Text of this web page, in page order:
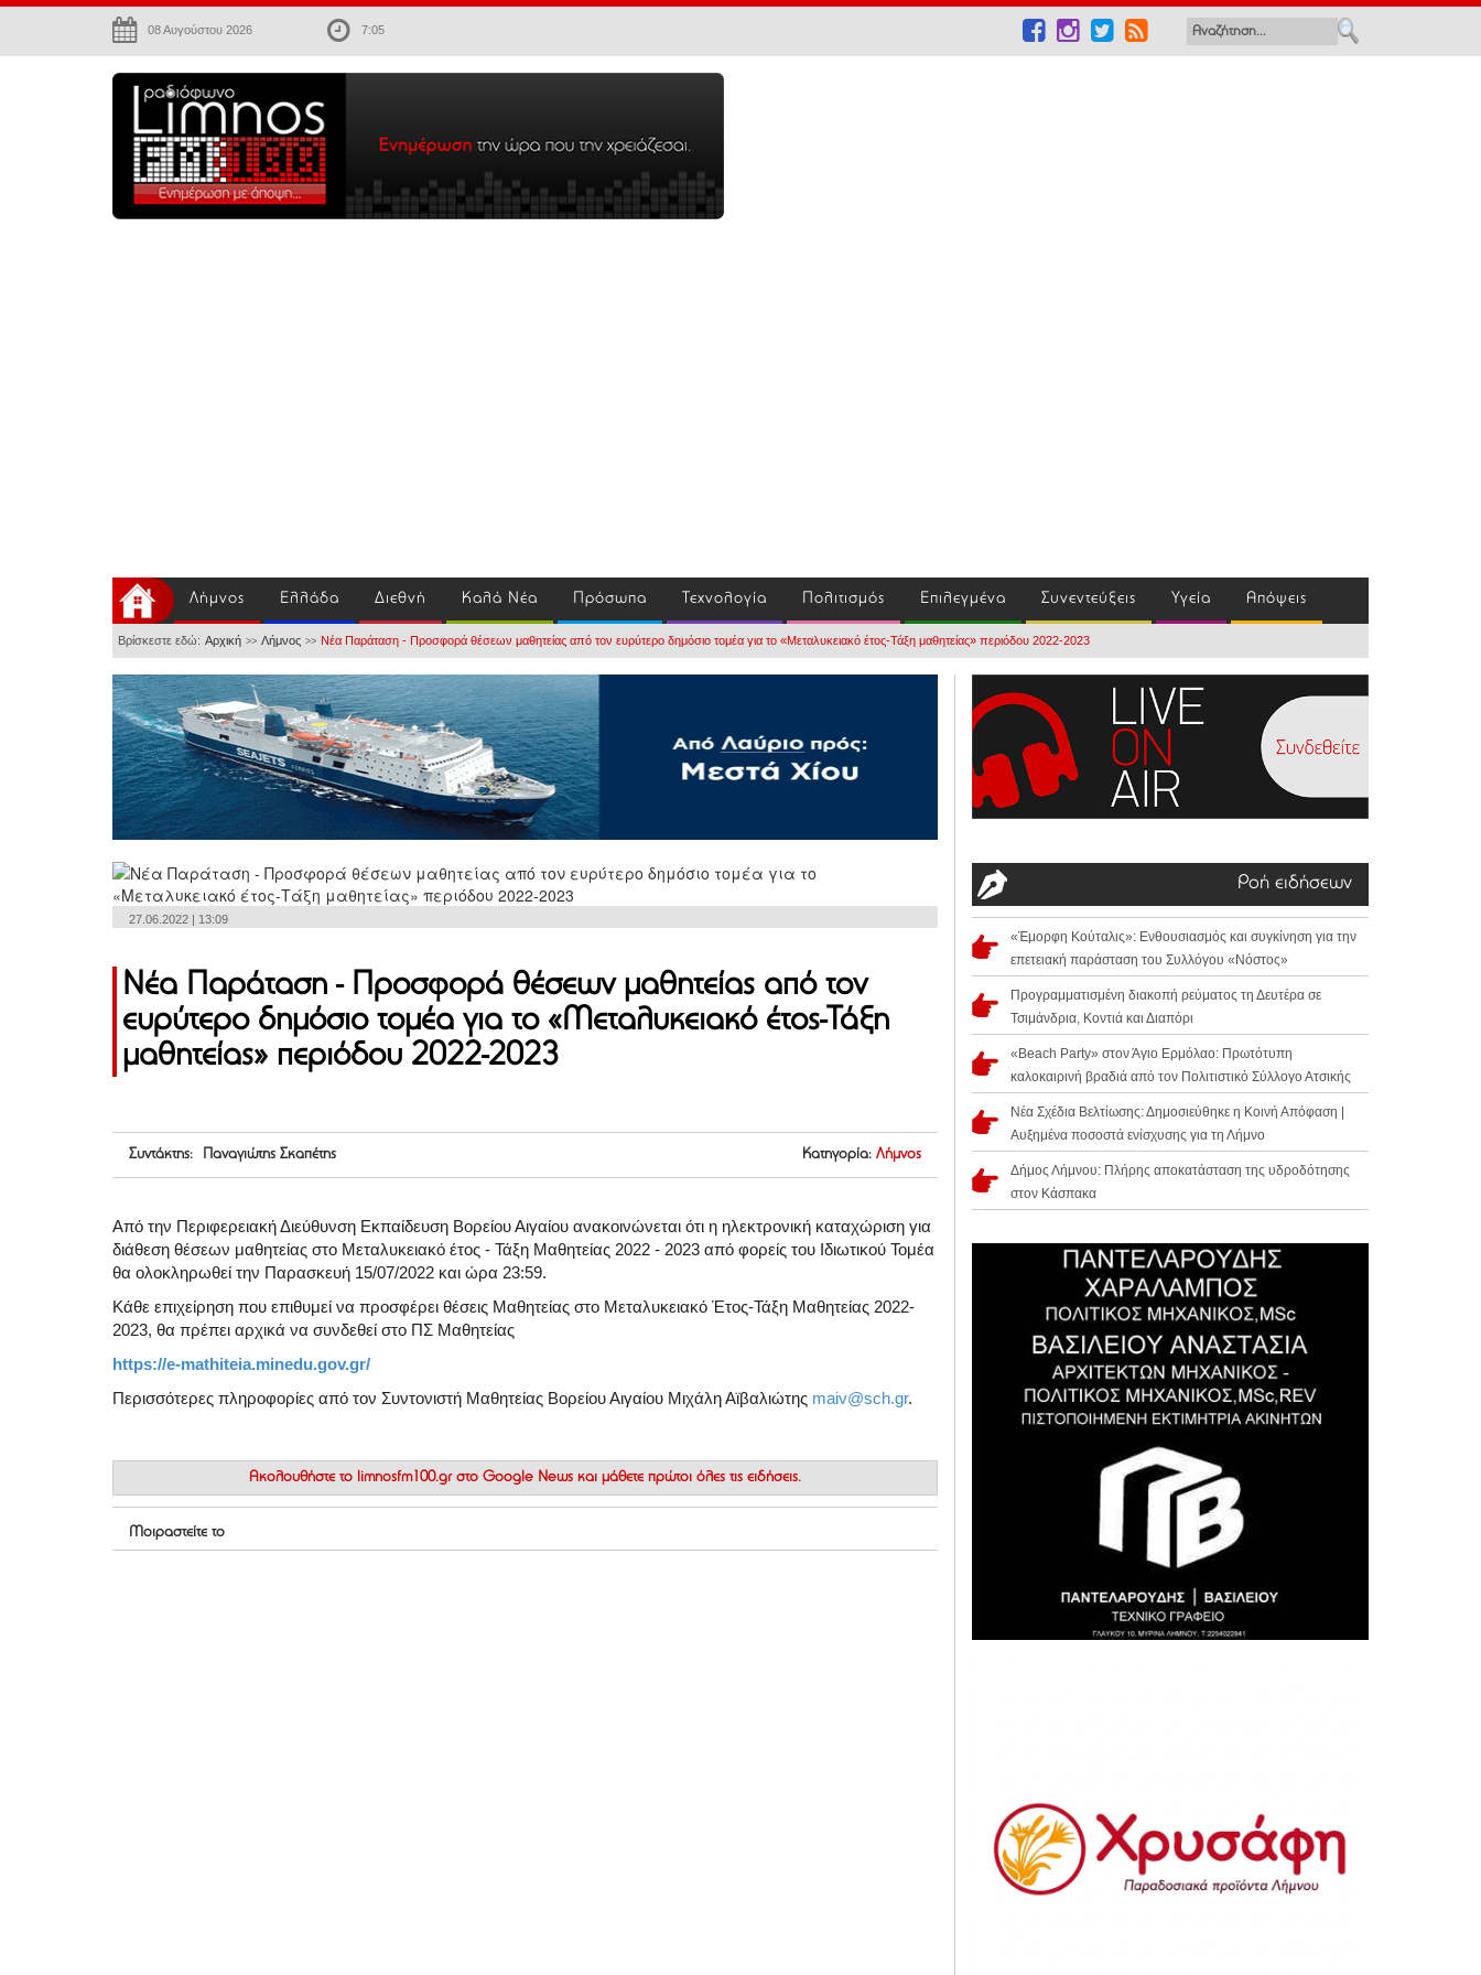
08 Αυγούστου 2026 7:05
Λήμνος Ελλάδα Διεθνή Καλά Νέα Πρόσωπα Τεχνολογία Πολιτισμός Επιλεγμένα Συνεντεύξεις Υγεία Απόψεις
Βρίσκεστε εδώ: Αρχική >> Λήμνος >> Νέα Παράταση - Προσφορά θέσεων μαθητείας από τον ευρύτερο δημόσιο τομέα για το «Μεταλυκειακό έτος-Τάξη μαθητείας» περιόδου 2022-2023
27.06.2022 | 13:09
Νέα Παράταση - Προσφορά θέσεων μαθητείας από τον
ευρύτερο δημόσιο τομέα για το «Μεταλυκειακό έτος-Τάξη
μαθητείας» περιόδου 2022-2023
Συντάκτης: Παναγιώτης Σκαπέτης Κατηγορία: Λήμνος
Από την Περιφερειακή Διεύθυνση Εκπαίδευση Βορείου Αιγαίου ανακοινώνεται ότι η ηλεκτρονική καταχώριση για
διάθεση θέσεων μαθητείας στο Μεταλυκειακό έτος - Τάξη Μαθητείας 2022 - 2023 από φορείς του Ιδιωτικού Τομέα
θα ολοκληρωθεί την Παρασκευή 15/07/2022 και ώρα 23:59.
Κάθε επιχείρηση που επιθυμεί να προσφέρει θέσεις Μαθητείας στο Μεταλυκειακό Έτος-Τάξη Μαθητείας 2022-
2023, θα πρέπει αρχικά να συνδεθεί στο ΠΣ Μαθητείας
https://e-mathiteia.minedu.gov.gr/
Περισσότερες πληροφορίες από τον Συντονιστή Μαθητείας Βορείου Αιγαίου Μιχάλη Αϊβαλιώτης maiv@sch.gr.
Ακολουθήστε το limnosfm100.gr στο Google News και μάθετε πρώτοι όλες τις ειδήσεις.
Μοιραστείτε το
Ροή ειδήσεων
«Έμορφη Κούταλις»: Ενθουσιασμός και συγκίνηση για την
επετειακή παράσταση του Συλλόγου «Νόστος»
Προγραμματισμένη διακοπή ρεύματος τη Δευτέρα σε
Τσιμάνδρια, Κοντιά και Διαπόρι
«Beach Party» στον Άγιο Ερμόλαο: Πρωτότυπη
καλοκαιρινή βραδιά από τον Πολιτιστικό Σύλλογο Ατσικής
Νέα Σχέδια Βελτίωσης: Δημοσιεύθηκε η Κοινή Απόφαση |
Αυξημένα ποσοστά ενίσχυσης για τη Λήμνο
Δήμος Λήμνου: Πλήρης αποκατάσταση της υδροδότησης
στον Κάσπακα